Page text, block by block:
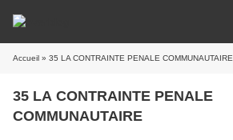
Accueil » 35 LA CONTRAINTE PENALE COMMUNAUTAIRE
35 LA CONTRAINTE PENALE
COMMUNAUTAIRE